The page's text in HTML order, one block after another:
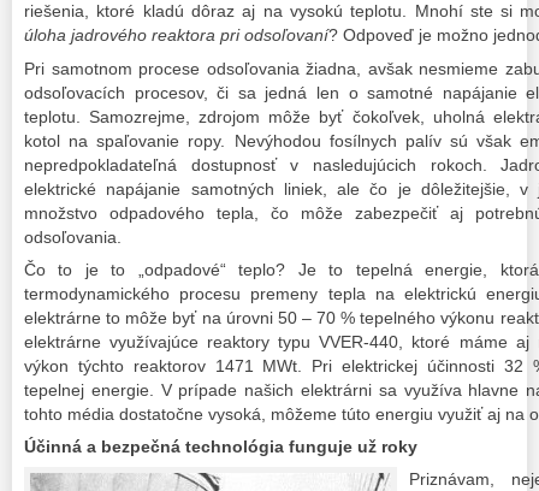
riešenia, ktoré kladú dôraz aj na vysokú teplotu. Mnohí ste si
úloha jadrového reaktora pri odsoľovaní? Odpoveď je možno
Pri samotnom procese odsoľovania žiadna, avšak nesmieme
odsoľovacích procesov, či sa jedná len o samotné napájanie
teplotu. Samozrejme, zdrojom môže byť čokoľvek, uholná
kotol na spaľovanie ropy. Nevýhodou fosílnych palív sú však
nepredpokladateľná dostupnosť v nasledujúcich rokoch.
elektrické napájanie samotných liniek, ale čo je dôležitejšie, v
množstvo odpadového tepla, čo môže zabezpečiť aj
odsoľovania.
Čo to je to „odpadové“ teplo? Je to tepelná energie,
termodynamického procesu premeny tepla na elektrickú
elektrárne to môže byť na úrovni 50 – 70 % tepelného výkonu
elektrárne využívajúce reaktory typu VVER-440, ktoré máme
výkon týchto reaktorov 1471 MWt. Pri elektrickej účinnosti 32
tepelnej energie. V prípade našich elektrárni sa využíva hlavne
tohto média dostatočne vysoká, môžeme túto energiu využiť aj na
Účinná a bezpečná technológia funguje už roky
Priznávam,